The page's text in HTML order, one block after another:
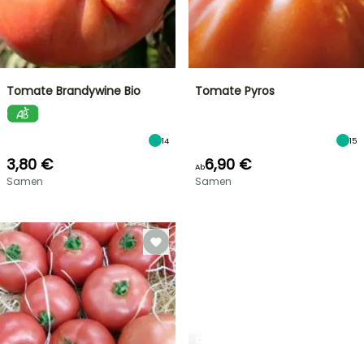
Tomate Brandywine Bio
14
3,80 €
Samen
Tomate Pyros
15
Ab6,90 €
Samen